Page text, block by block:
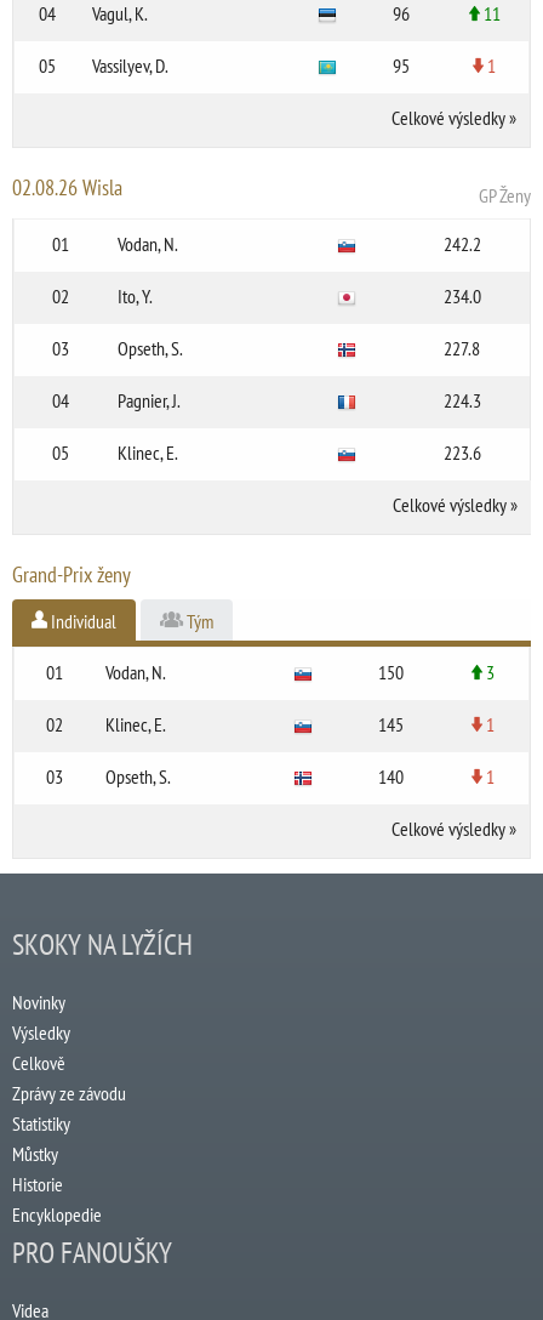
04 Vagul, K. 96 11
05 Vassilyev, D. 95 1
Celkové výsledky»
02.08.26 Wisla
GP Ženy
01
Vodan, N. 242.2
02 Ito, Y. 234.0
03 Opseth, S. 227.8
04 Pagnier, J. 224.3
05 Klinec, E. 223.6
Celkové výsledky»
Grand-Prix ženy
Individual Tým
01 Vodan, N. 150 3
02 Klinec, E. 145 1
03 Opseth, S. 140 1
Celkové výsledky»
SKOKY NA LYŽÍCH
Novinky
Výsledky
Celkově
Zprávy ze závodu
Statistiky
Můstky
Historie
Encyklopedie
PRO FANOUŠKY
Videa